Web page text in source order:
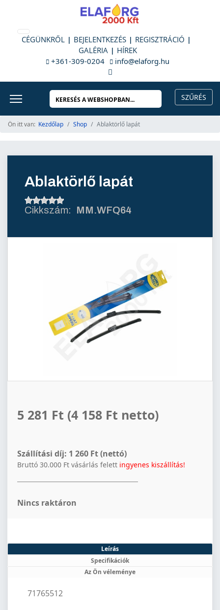
CÉGÜNKRŐL BEJELENTKEZÉS
REGISZTRÁCIÓ
GALÉRIA
HÍREK
+361-309-0204
info@elaforg.hu
Ön itt van: Kezdőlap Shop Ablaktörlő lapát
Ablaktörlő lapát
MM.WFQ64
5 281 Ft (4 158 Ft netto)
Szállítási díj: 1 260 Ft (nettó)
Bruttó 30.000 Ft vásárlás felett ingyenes kiszállítás!
Nincs raktáron
Leírás
Specifikációk
Az Ön véleménye
71765512